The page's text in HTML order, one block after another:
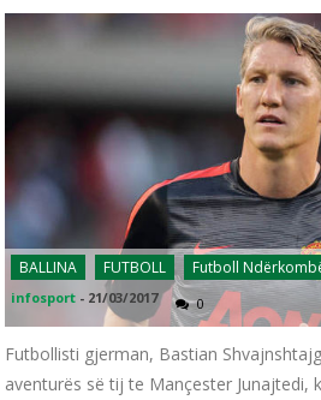
BALLINA FUTBOLL Futboll
infosport - 21/03/2017 0
Futbollisti gjerman, Bastian
aventurës së tij te Mançester Junajtedi,